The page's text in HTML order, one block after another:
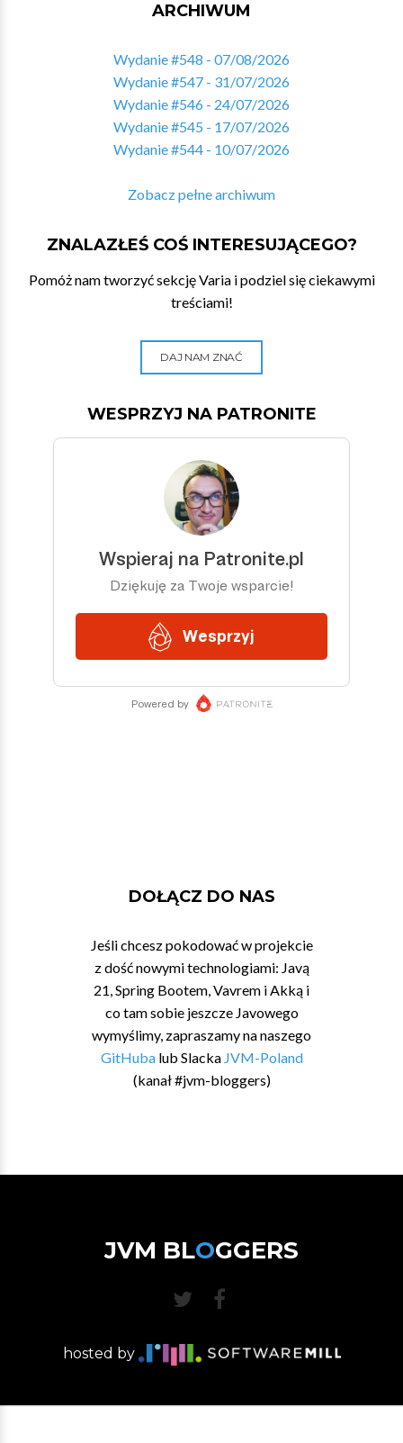
ARCHIWUM
Wydanie #548 - 07/08/2026
Wydanie #547 - 31/07/2026
Wydanie #546 - 24/07/2026
Wydanie #545 - 17/07/2026
Wydanie #544 - 10/07/2026
Zobacz pełne archiwum
ZNALAZŁEŚ COŚ INTERESUJĄCEGO?
Pomóż nam tworzyć sekcję Varia i podziel się ciekawymi
treściami!
DAJ NAM ZNAĆ
WESPRZYJ NA PATRONITE
DOŁĄCZ DO NAS
Jeśli chcesz pokodować w projekcie
z dość nowymi technologiami: Javą
21, Spring Bootem, Vavrem i Akką i
co tam sobie jeszcze Javowego
wymyślimy, zapraszamy na naszego
GitHubalub Slacka JVM-Poland
(kanał #jvm-bloggers)
JVM BLOGGERS
hosted by